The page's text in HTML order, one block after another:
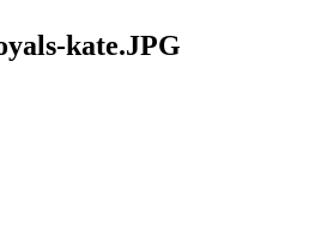
kate.JPG